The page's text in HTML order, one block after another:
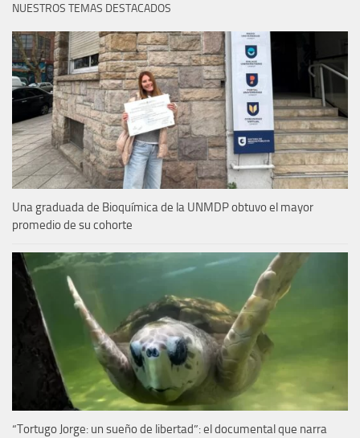
NUESTROS TEMAS DESTACADOS
Una graduada de Bioquímica de la UNMDP obtuvo el mayor
promedio de su cohorte
“Tortugo Jorge: un sueño de libertad”: el documental que narra